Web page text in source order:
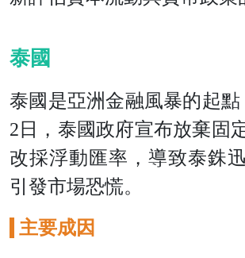
泰國
泰國是亞洲金融風暴的起點
2日，泰國政府宣布放棄固
改採浮動匯率，導致泰銖
引發市場恐慌。
主要成因